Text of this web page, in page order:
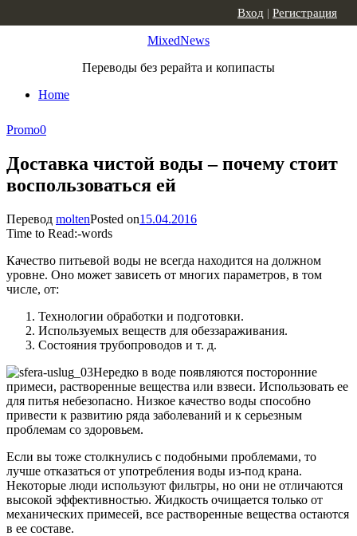
MixedNews
Переводы без рерайта и копипасты
Home
Вход | Регистрация
Promo0
Доставка чистой воды – почему стоит
воспользоваться ей
Перевод moltenPosted on15.04.2016
Time to Read:-words
Качество питьевой воды не всегда находится на должном
уровне. Оно может зависеть от многих параметров, в том
числе, от:
Технологии обработки и подготовки.
Используемых веществ для обеззараживания.
Состояния трубопроводов и т. д.
Нередко в воде появляются посторонние
примеси, растворенные вещества или взвеси. Использовать ее
для питья небезопасно. Низкое качество воды способно
привести к развитию ряда заболеваний и к серьезным
проблемам со здоровьем.
Если вы тоже столкнулись с подобными проблемами, то
лучше отказаться от употребления воды из-под крана.
Некоторые люди используют фильтры, но они не отличаются
высокой эффективностью. Жидкость очищается только от
механических примесей, все растворенные вещества остаются
в ее составе.